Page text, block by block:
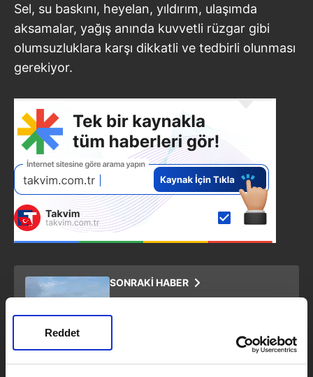
Reddet
Sel, su baskını, heyelan, yıldırım, ulaşımda
aksamalar, yağış anında kuvvetli rüzgar gibi
olumsuzluklara karşı dikkatli ve tedbirli olunması
gerekiyor.
SONRAKİ HABER
Kazası! Yolcu otobüsü devrildi: 6
ÖNCEKİ HABER